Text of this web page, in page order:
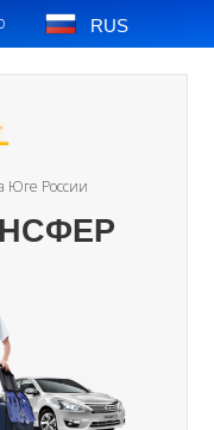
RUS
Юге России